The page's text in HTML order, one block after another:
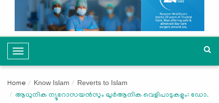
T
o
g
l
Home Know Islam Reverts to Islam
ആധുനിക ന്യൂറോസയൻസും ഖുർആനിക വെളിപാടുകളും: ഡോ.